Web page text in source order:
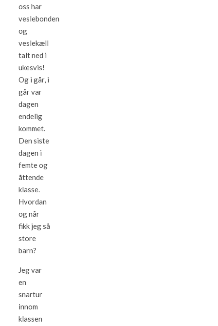
oss har
veslebonden
og
veslekæll
talt ned i
ukesvis!
Og i går, i
går var
dagen
endelig
kommet.
Den siste
dagen i
femte og
åttende
klasse.
Hvordan
og når
fikk jeg så
store
barn?
Jeg var
en
snartur
innom
klassen